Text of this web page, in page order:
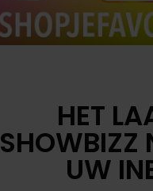
HET
SHOWBIZZ
UW